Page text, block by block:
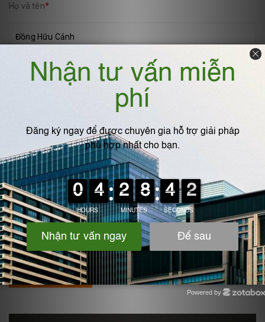
Họ và tên*
Viết bình luận*
GỬI BÌNH LUẬN
Powered by